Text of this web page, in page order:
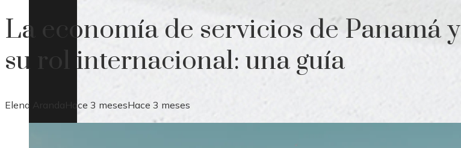
La economía de servicios de Panamá y
su rol internacional: una guía
Elena Aranda Hace 3 mesesHace 3 meses